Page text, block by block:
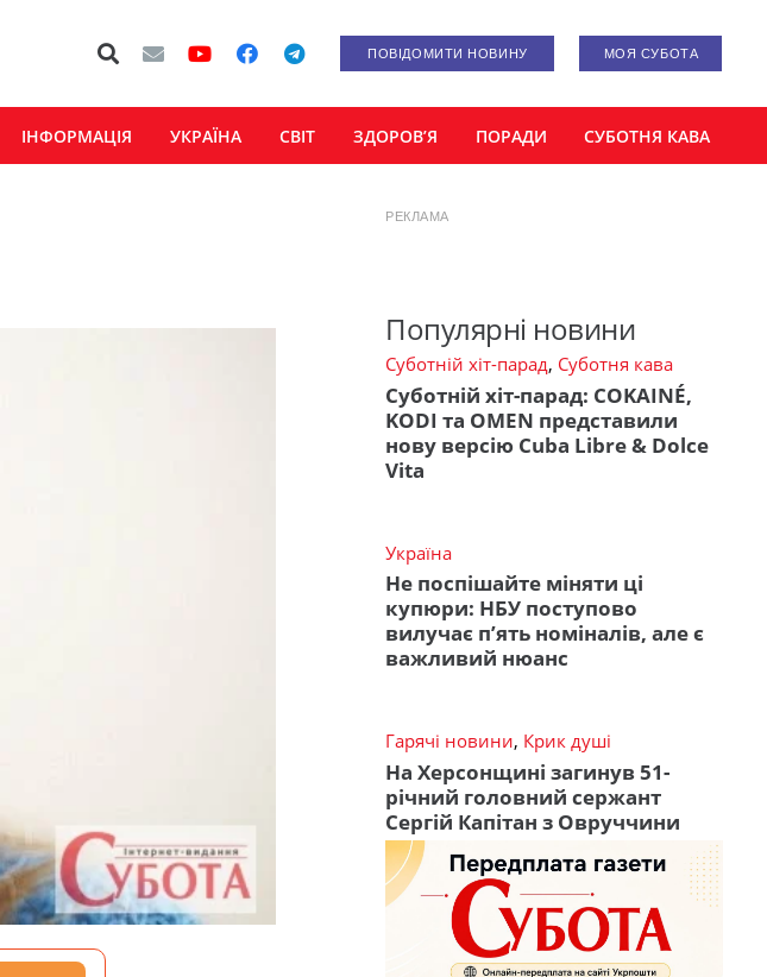
ПОВІДОМИТИ НОВИНУ МОЯ СУБОТА
ІНФОРМАЦІЯ УКРАЇНА СВІТ ЗДОРОВ’Я ПОРАДИ СУБОТНЯ КАВА
РЕКЛАМА
Популярні новини
Суботній хіт-парад, Суботня кава
Суботній хіт-парад: COKAINÉ,
KODI та OMEN представили
нову версію Cuba Libre & Dolce
Vita
Україна
Не поспішайте міняти ці
купюри: НБУ поступово
вилучає п’ять номіналів, але є
важливий нюанс
Гарячі новини, Крик душі
На Херсонщині загинув 51-
річний головний сержант
Сергій Капітан з Овруччини